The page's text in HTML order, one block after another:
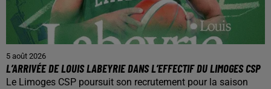
5 août 2026
L’ARRIVÉE DE LOUIS LABEYRIE DANS L’EFFECTIF DU LIMOGES CSP
Le Limoges CSP poursuit son recrutement pour la saison